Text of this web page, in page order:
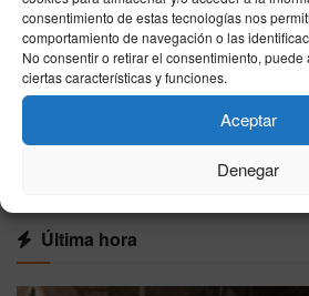
consentimiento de estas tecnologías nos
comportamiento de navegación o las
No consentir o retirar el consentimiento, puede
ciertas características y funciones.
Aceptar
Denegar
El Coliseo Balear abre
grandes corridas
Roca Rey
27/07/2026
Última hora